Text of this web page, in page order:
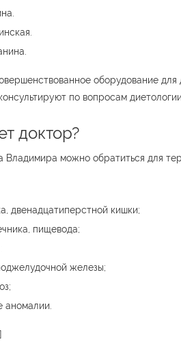
оборудование
по вопросам
доктор?
Владимира можно обратиться для
двенадцатиперстной кишки;
пищевода;
железы;
аномалии.